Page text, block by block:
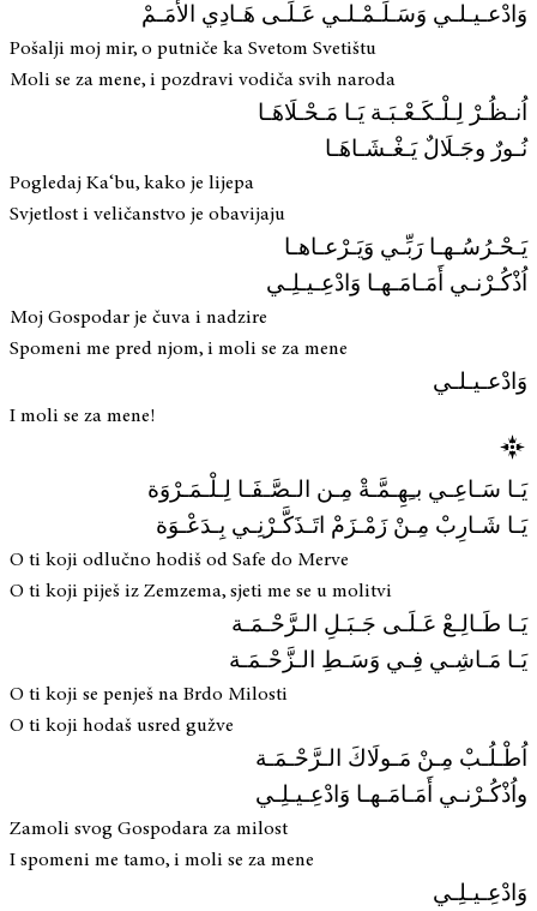
وَادْعـيـلـي وَسَـلِّـمْـلـي عَـلَـى هَـادِي الأُمَـمْ
Pošalji moj mir, o putniče ka Svetom Svetištu
Moli se za mene, i pozdravi vodiča svih naroda
اُنـظُـرْ لِـلْـكَـعْـبَـة يَـا مَـحْـلَاهَـا
نُـورٌ وجَـلَالٌ يَـغْـشَـاهَـا
Pogledaj Ka‘bu, kako je lijepa
Svjetlost i veličanstvo je obavijaju
يَـحْـرُسُـهـا رَبِّـي وَيَـرْعـاهـا
اُذْكُـرْنـي أَمَـامَـهـا وَادْعِـيـلِـي
Moj Gospodar je čuva i nadzire
Spomeni me pred njom, i moli se za mene
وَادْعـيـلـي
I moli se za mene!
يَـا سَـاعِـي بـِهِـمَّـةْ مِـن الـصَّـفَـا لِـلْـمَـرْوَة
يَـا شَـارِبْ مِـنْ زَمْـزَمْ اتَـذَكَّـرْنِـي بِـدَعْـوَة
O ti koji odlučno hodiš od Safe do Merve
O ti koji piješ iz Zemzema, sjeti me se u molitvi
يَـا طَـالِـعْ عَـلَـى جَـبَـلِ الـرَّحْـمَـة
يَـا مَـاشِـي فِـي وَسَـطِ الـزَّحْـمَـة
O ti koji se penješ na Brdo Milosti
O ti koji hodaš usred gužve
اُطْـلُـبْ مِـنْ مَـولَاكَ الـرَّحْـمَـة
واُذْكُـرْنـي أَمَـامَـهـا وَادْعِـيـلِـي
Zamoli svog Gospodara za milost
I spomeni me tamo, i moli se za mene
وَادْعِـيـلِـي